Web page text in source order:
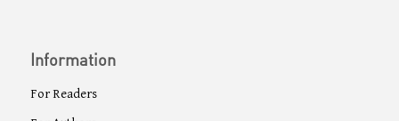
Information
For Readers